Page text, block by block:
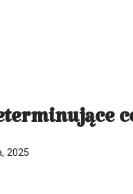
2025